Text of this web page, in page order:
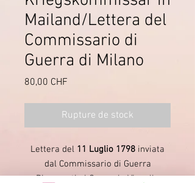
Mailand/Lettera del
Commissario di
Guerra di Milano
80,00 CHF
Rupture de stock
Lettera del 11 Luglio 1798 inviata
dal Commissario di Guerra
Ripamonti al Generale Vignolle